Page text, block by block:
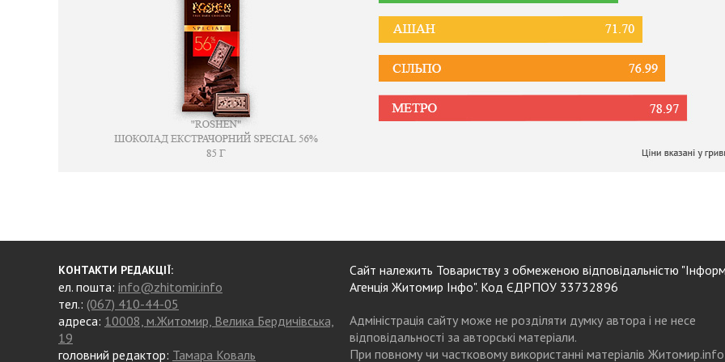
КОНТАКТИ РЕДАКЦІЇ:
ел. пошта: info@zhitomir.info
тел.: (067) 410-44-05
адреса: 10008, м.Житомир, Велика Бердичівська,
19
головний редактор: Тамара Коваль
Сайт належить Товариству з обмеженою відповідальністю
Агенція Житомир Інфо". Код ЄДРПОУ 33732896
Адміністрація сайту може не розділяти думку автора і не несе
відповідальності за авторські матеріали.
При повному чи частковому використанні матеріалів Житомир.info